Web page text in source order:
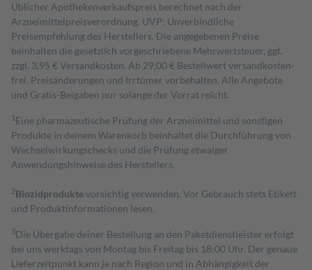
Üblicher Apothekenverkaufspreis berechnet nach der
Arzneimittelpreisverordnung. UVP: Unverbindliche
Preisempfehlung des Herstellers. Die angegebenen Preise
beinhalten die gesetzlich vorgeschriebene Mehrwertsteuer, ggf.
zzgl. 3,95 € Versandkosten. Ab 29,00 € Bestell­wert versand­kosten­
frei. Preisänderungen und Irrtümer vorbehalten. Alle Angebote
und Gratis-Beigaben nur solange der Vorrat reicht.
1 Eine pharmazeutische Prüfung der Arzneimittel und sonstigen
Produkte in deinem Warenkorb beinhaltet die Durchführung von
Wechselwirkungschecks und die Prüfung etwaiger
Anwendungshinweise des Herstellers.
2Biozidproduktevorsichtig verwenden. Vor Gebrauch stets Etikett
und Produktinformationen lesen.
3Die Übergabe deiner Bestellung an den Paketdienstleister erfolgt
bei uns werktags von Montag bis Freitag bis 18:00 Uhr. Der genaue
Lieferzeitpunkt kann je nach Region und in Abhängigkeit der